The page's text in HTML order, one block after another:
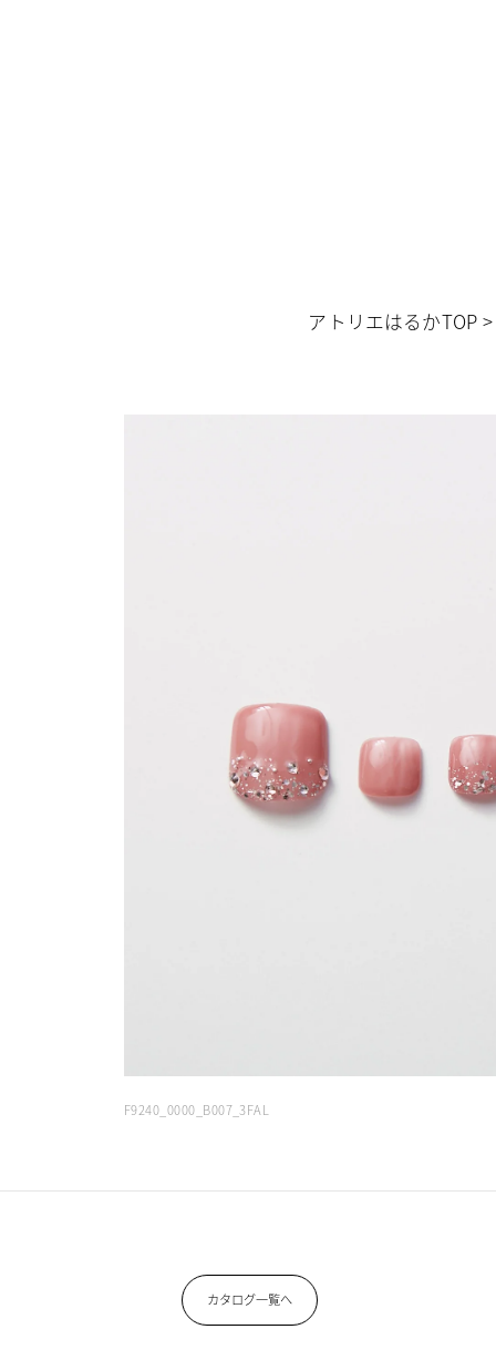
アトリエはるかTOP
F9240_0000_B007_3FAL
カタログ一覧へ